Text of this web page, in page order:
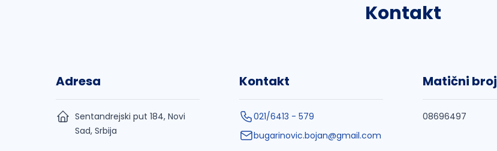
Kontakt
Adresa
Sentandrejski put 184, Novi
Sad, Srbija
Kontakt
021/6413 - 579
bugarinovic.bojan@gmail.com
Matični broj
08696497